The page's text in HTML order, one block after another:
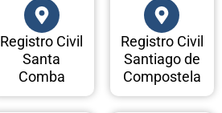
Registro Civil
Santa
Comba
Registro Civil
Santiago de
Compostela